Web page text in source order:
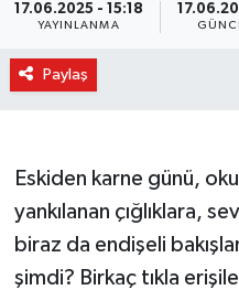
17.06.2025 - 15:18
YAYINLANMA
Paylaş
Eskiden karne günü,
yankılanan çığlıklara,
biraz da endişeli
şimdi? Birkaç tıkla
Haber Arşivi